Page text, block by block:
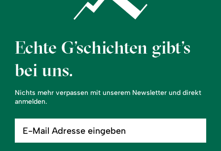
Echte G’schichten gibt’s
bei uns.
Nichts mehr verpassen mit unserem Newsletter und direkt
anmelden.
Mail
eingeben